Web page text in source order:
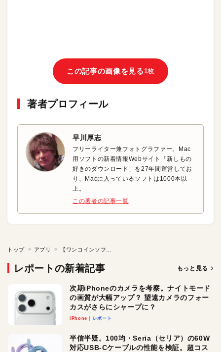
この記事の画像を見る 1枚
著者プロフィール
早川厚志
フリーライター兼フォトグラファー。Mac
用ソフトの新着情報Webサイト「新しもの
好きのダウンロード」を27年間運営してお
り、Macに入っているソフトは1000本以
上。
この著者の記事一覧
トップ アプリ
レポートの新着記事 もっと見る
次期iPhoneのカメラを考察。ナイトモード
の画質が大幅アップ？ 望遠カメラのフォー
カスがさらにシャープに？
iPhone レポート
半信半疑。100均・Seria（セリア）の60W
対応USB-Cケーブルの性能を検証。超コス